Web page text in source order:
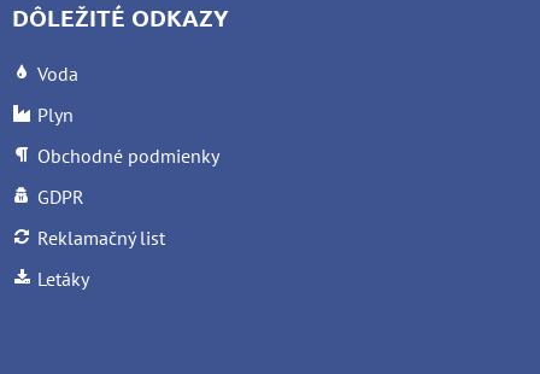
DÔLEŽITÉ ODKAZY
Voda
Plyn
Obchodné podmienky
GDPR
Reklamačný list
Letáky